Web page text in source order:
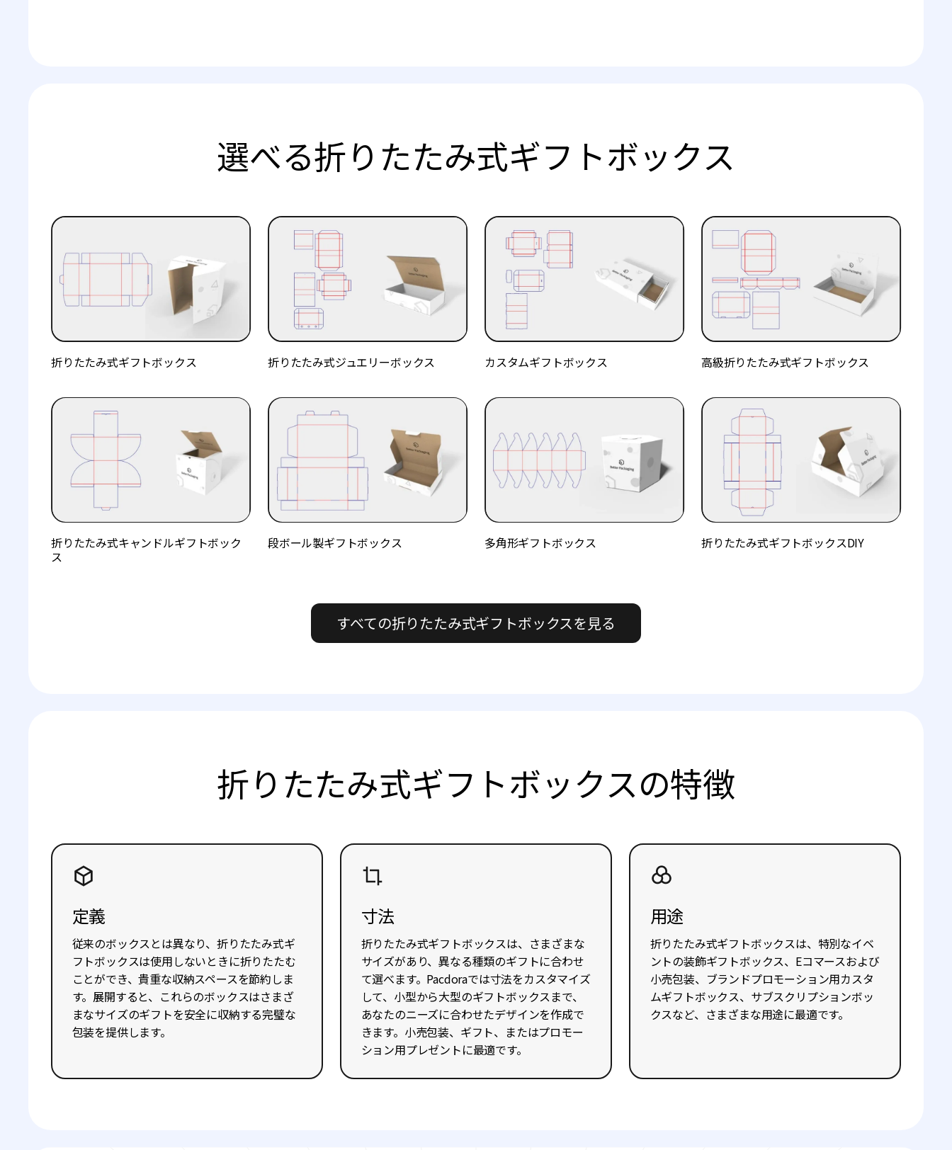
選べる折りたたみ式ギフトボックス
折りたたみ式ギフトボックス 折りたたみ式ジュエリーボックス カスタムギフトボックス 高級折りたたみ式ギフトボックス
折りたたみ式キャンドルギフトボック
ス
段ボール製ギフトボックス 多角形ギフトボックス 折りたたみ式ギフトボックスDIY
すべての折りたたみ式ギフトボックスを見る
折りたたみ式ギフトボックスの特徴
定義
従来のボックスとは異なり、折りたたみ式ギ
フトボックスは使用しないときに折りたたむ
ことができ、貴重な収納スペースを節約しま
す。展開すると、これらのボックスはさまざ
まなサイズのギフトを安全に収納する完璧な
包装を提供します。
寸法
折りたたみ式ギフトボックスは、さまざまな
サイズがあり、異なる種類のギフトに合わせ
て選べます。Pacdoraでは寸法をカスタマイズ
して、小型から大型のギフトボックスまで、
あなたのニーズに合わせたデザインを作成で
きます。小売包装、ギフト、またはプロモー
ション用プレゼントに最適です。
用途
折りたたみ式ギフトボックスは、特別なイベ
ントの装飾ギフトボックス、Eコマースおよび
小売包装、ブランドプロモーション用カスタ
ムギフトボックス、サブスクリプションボッ
クスなど、さまざまな用途に最適です。